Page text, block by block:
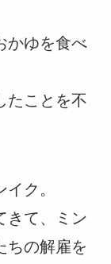
かゆを食べ
たことを不
ク。
きて、ミン
ちの解雇を